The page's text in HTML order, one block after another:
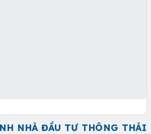
NHÀ ĐẦU TƯ THÔNG THÁI